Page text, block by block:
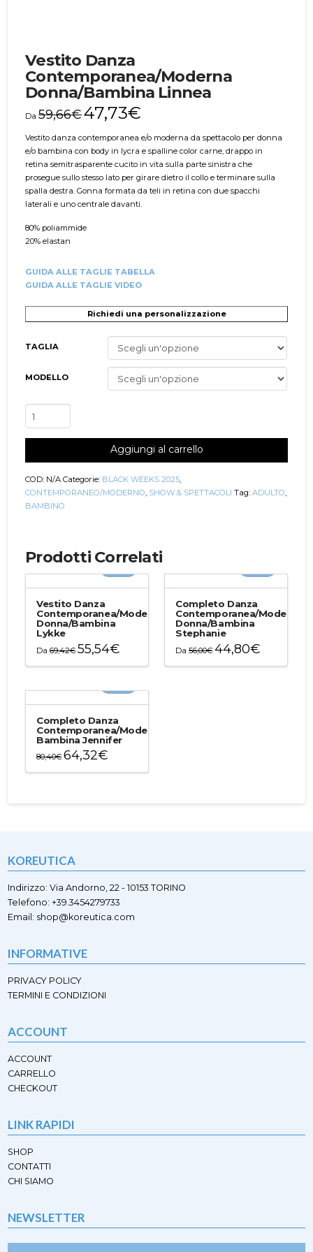
Vestito Danza
Contemporanea/Moderna
Donna/Bambina Linnea
Da59,66€47,73€
Vestito danza contemporanea e/o moderna da spettacolo per donna
e/o bambina con body in lycra e spalline color carne, drappo in
retina semitrasparente cucito in vita sulla parte sinistra che
prosegue sullo stesso lato per girare dietro il collo e terminare sulla
spalla destra. Gonna formata da teli in retina con due spacchi
laterali e uno centrale davanti.
80% poliammide
20% elastan
GUIDA ALLE TAGLIE TABELLA
GUIDA ALLE TAGLIE VIDEO
Richiedi una personalizzazione
TAGLIA
MODELLO
Danza
Contemporanea/Moderna
Linnea
quantità
Aggiungi al carrello
COD: N/A Categorie: BLACK WEEKS 2025,
CONTEMPORANEO/MODERNO, SHOW & SPETTACOLI Tag:ADULTO,
BAMBINO
Prodotti Correlati
Vestito Danza
Contemporanea/Moderna
Donna/Bambina
Lykke
Da69,42€ 55,54€
Le
opzioni
possono
pagina
Completo Danza
Contemporanea/Moderna
Donna/Bambina
Stephanie
Da56,00€ 44,80€
pagina
Completo Danza
Contemporanea/Moderna
Bambina Jennifer
80,40€ 64,32€
più
possono
essere
scelte
nella
pagina
KOREUTICA
Indirizzo: Via Andorno, 22 - 10153 TORINO
Telefono: +39.3454279733
Email: shop@koreutica.com
INFORMATIVE
PRIVACY POLICY
TERMINI E CONDIZIONI
ACCOUNT
ACCOUNT
CARRELLO
CHECKOUT
LINK RAPIDI
SHOP
CONTATTI
CHI SIAMO
NEWSLETTER